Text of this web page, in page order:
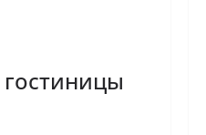
гостиницы